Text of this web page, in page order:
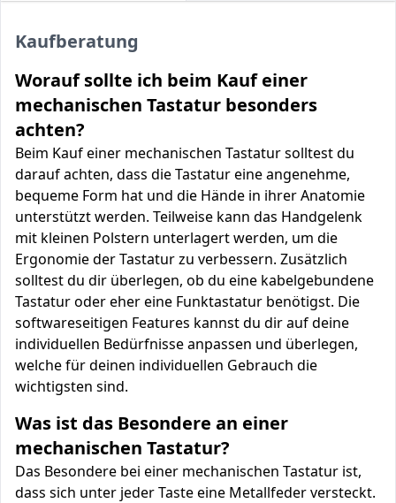
Kaufberatung
Worauf sollte ich beim Kauf einer
mechanischen Tastatur besonders
achten?
Beim Kauf einer mechanischen Tastatur solltest du
darauf achten, dass die Tastatur eine angenehme,
bequeme Form hat und die Hände in ihrer Anatomie
unterstützt werden. Teilweise kann das Handgelenk
mit kleinen Polstern unterlagert werden, um die
Ergonomie der Tastatur zu verbessern. Zusätzlich
solltest du dir überlegen, ob du eine kabelgebundene
Tastatur oder eher eine Funktastatur benötigst. Die
softwareseitigen Features kannst du dir auf deine
individuellen Bedürfnisse anpassen und überlegen,
welche für deinen individuellen Gebrauch die
wichtigsten sind.
Was ist das Besondere an einer
mechanischen Tastatur?
Das Besondere bei einer mechanischen Tastatur ist,
dass sich unter jeder Taste eine Metallfeder versteckt.